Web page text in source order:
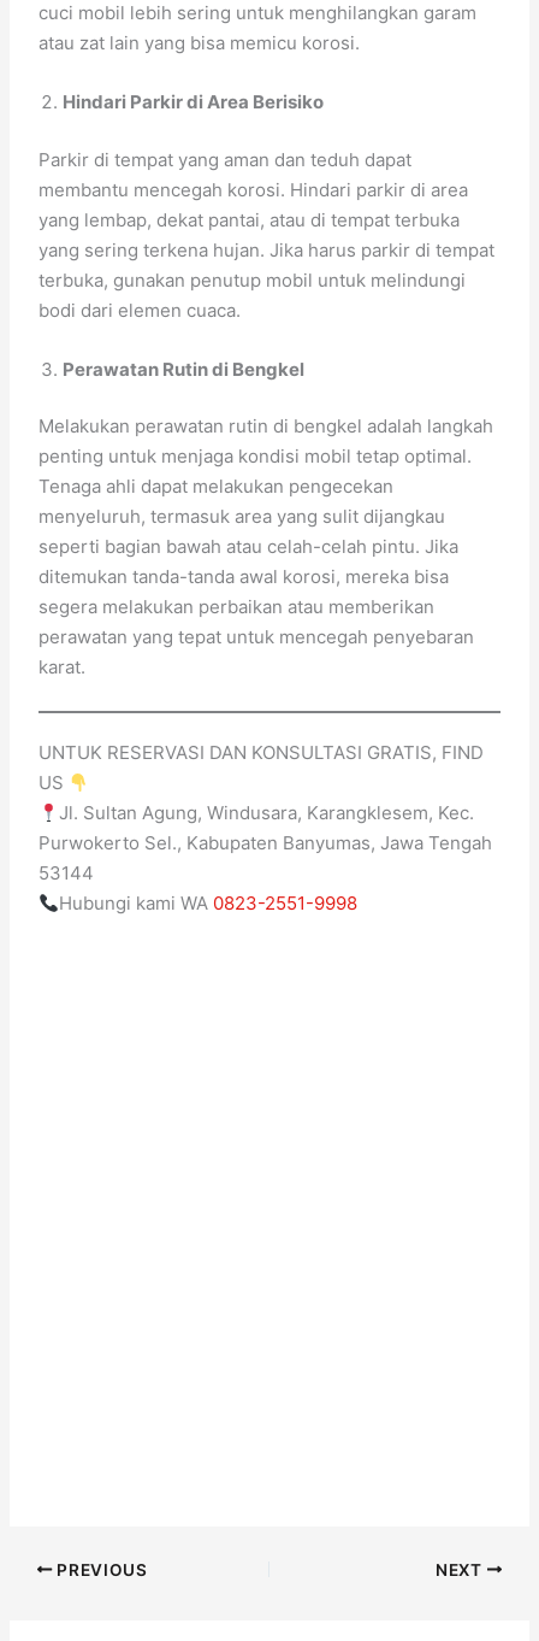
cuci mobil lebih sering untuk menghilangkan garam
atau zat lain yang bisa memicu korosi.
Hindari Parkir di Area Berisiko
Parkir di tempat yang aman dan teduh dapat
membantu mencegah korosi. Hindari parkir di area
yang lembap, dekat pantai, atau di tempat terbuka
yang sering terkena hujan. Jika harus parkir di tempat
terbuka, gunakan penutup mobil untuk melindungi
bodi dari elemen cuaca.
Perawatan Rutin di Bengkel
Melakukan perawatan rutin di bengkel adalah langkah
penting untuk menjaga kondisi mobil tetap optimal.
Tenaga ahli dapat melakukan pengecekan
menyeluruh, termasuk area yang sulit dijangkau
seperti bagian bawah atau celah-celah pintu. Jika
ditemukan tanda-tanda awal korosi, mereka bisa
segera melakukan perbaikan atau memberikan
perawatan yang tepat untuk mencegah penyebaran
karat.
UNTUK RESERVASI DAN KONSULTASI GRATIS, FIND
US
Jl. Sultan Agung, Windusara, Karangklesem, Kec.
Purwokerto Sel., Kabupaten Banyumas, Jawa Tengah
53144
Hubungi kami WA 0823-2551-9998
PREVIOUS NEXT